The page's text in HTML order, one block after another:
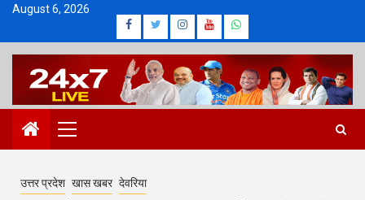
Skip
content
August 6, 2026
Facebook
Twitter
Instagram
Youtube
Whatsapp
Primary
Menu
उत्तर प्रदेश खास खबर देवरिया